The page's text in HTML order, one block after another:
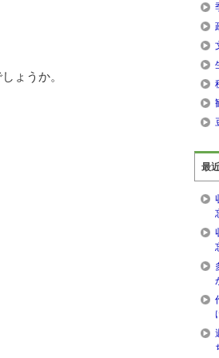
ょうか。
最